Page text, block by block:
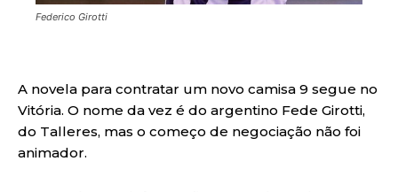
Federico Girotti
A novela para contratar um novo camisa 9 segue no
Vitória. O nome da vez é do argentino Fede Girotti,
do Talleres, mas o começo de negociação não foi
animador.